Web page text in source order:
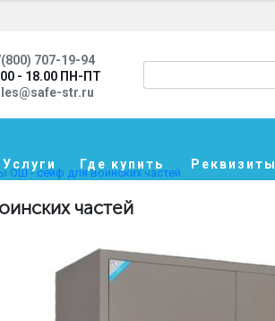
707-19-94
- 18.00 ПН-ПТ
str.ru
Услуги Где купить Реквизиты
ОШ - сейф для воинских частей
частей